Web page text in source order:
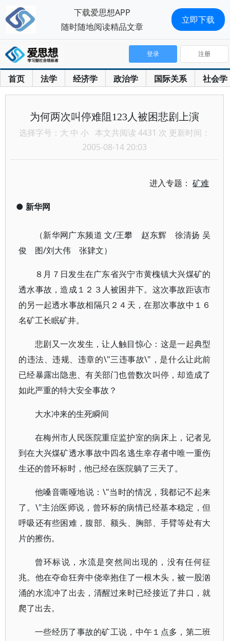
首页 法学 经济学 政治学 国际关系 社会学
登录 注册
为何两次叫停难阻123人被困悲剧上演
选择字号： 大 中 小 本文共阅读 4431 次 更新时间：
2005-08-14 20:03
进入专题：矿难
● 新华网
（新华网广东频道 文/王攀 赵东辉 徐清扬 吴
俊 图/刘大伟 张肄文）
８月７日发生在广东省兴宁市黄槐镇大兴煤矿的
透水事故，造成１２３人被困井下。这次事故距该市
的另一起透水事故相隔只２４天，在那次事故中１６
名矿工长眠矿井。
悲剧又一次发生，让人触目惊心：这是一起典型
的违法、违规、违章的\"三违事故\"，是什么让此前
已经暴露出隐患、有关部门也曾数次叫停，却造成了
如此严重的特大安全事故？
大水冲来的生死瞬间
在梅州市人民医院重症监护室的病床上，记者见
到在大兴煤矿透水事故中四名逃生幸存者中唯一重伤
生还的曾环标时，他已经在医院躺了三天了。
他嗓音嘶哑地说：\"当时的情况，我都记不起来
了。\"主治医师说，曾环标的病情已经基本稳定，但
呼吸还有些困难，腹部、额头、胸部、手臂等处有大
片的擦伤。
曾环标说，水流是突然间出现的，没有任何征
兆。他在夺命狂奔中侥幸抱住了一根木头，被一股汹
涌的水流冲了出去，清醒过来时已经接近了井口，就
爬了出去。
一些经历了事故的矿工说，中午１点多，第二班
下载爱思想APP
随时随地阅读精品文章
立即下载